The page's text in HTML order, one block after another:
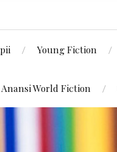
Young Fiction
Anansi World Fiction